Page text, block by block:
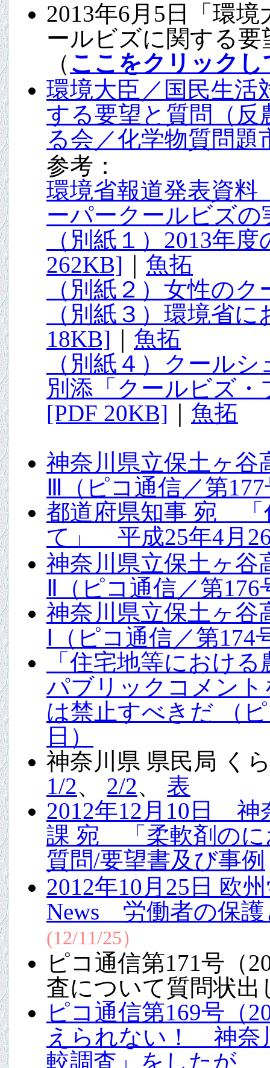
2013年6月5日「環
ールビズに関する
（ ここをクリック
環境大臣／国民生
する要望と質問（反
る会／化学物質問題
参考：
環境省報道発表資
ーパークールビズ
（別紙１）2013年
262KB]
魚拓
（別紙２）女性の
（別紙３）環境省
18KB]
魚拓
（別紙４）クール
別添「クールビズ
[PDF 20KB]
魚拓
神奈川県立保土ヶ
Ⅲ（ピコ通信／第
都道府県知事 宛 「
て」 平成25年4月
神奈川県立保土ヶ
Ⅱ（ピコ通信／第176
神奈川県立保土ヶ
Ⅰ（ピコ通信／第174
「住宅地等におけ
パブリックコメン
は禁止すべきだ （
日）
神奈川県 県民局 く
1/2、 2/2、 表
2012年12月10日 神
課 宛 「柔軟剤のに
質問/要望書及び事例
2012年10月25日 欧
News 労働者の保護
(12/11/25）
ピコ通信第171号（
査について質問状出
ピコ通信第169号（
えられない！ 神奈
較調査」をしたが